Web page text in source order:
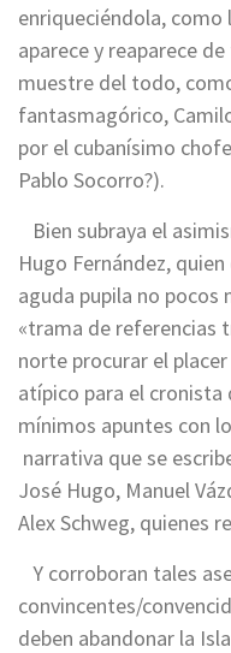
enriqueciéndola, como
aparece y reaparece
muestre del todo,
fantasmagórico,
por el cubanísimo
Pablo Socorro?).
Bien subraya el
Hugo Fernández,
aguda pupila no
«trama de referencias
norte procurar el
atípico para el cronista
mínimos apuntes con
narrativa que se
José Hugo, Manuel
Alex Schweg, quienes
Y corroboran tales
convincentes/
deben abandonar la